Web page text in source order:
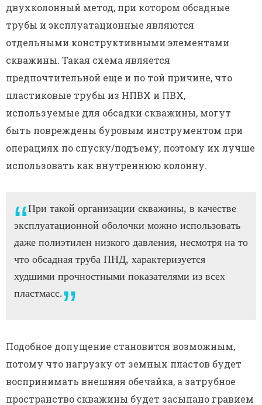
двухколонный метод, при котором обсадные
трубы и эксплуатационные являются
отдельными конструктивными элементами
скважины. Такая схема является
предпочтительной еще и по той причине, что
пластиковые трубы из НПВХ и ПВХ,
используемые для обсадки скважины, могут
быть повреждены буровым инструментом при
операциях по спуску/подъему, поэтому их лучше
использовать как внутреннюю колонну.
При такой организации скважины, в качестве
эксплуатационной оболочки можно использовать
даже полиэтилен низкого давления, несмотря на то
что обсадная труба ПНД, характеризуется
худшими прочностными показателями из всех
пластмасс.
Подобное допущение становится возможным,
потому что нагрузку от земных пластов будет
воспринимать внешняя обечайка, а затрубное
пространство скважины будет засыпано гравием